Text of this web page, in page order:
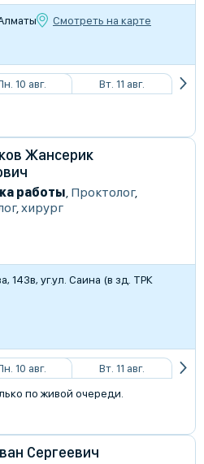
Смотреть на карте
10 авг. Вт. 11 авг.
Жансерик
работы, Проктолог,
,хирург
143в, уг.ул. Саина (в зд. ТРК
10 авг.
Вт. 11 авг.
по живой очереди.
Сергеевич